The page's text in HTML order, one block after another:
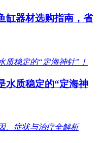
缸器材选购指南，省
水质稳定的“定海神